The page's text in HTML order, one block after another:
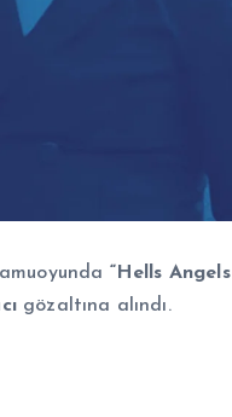
“Hells Angels
gözaltına alındı.